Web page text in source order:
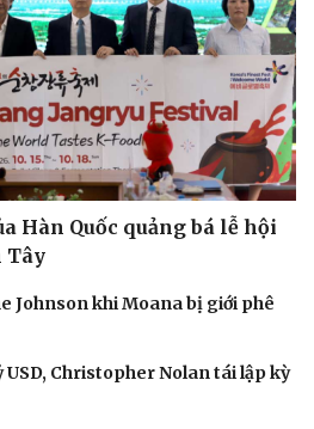
Hàn Quốc quảng bá lễ hội
Tây
Johnson khi Moana bị giới phê
USD, Christopher Nolan tái lập kỳ